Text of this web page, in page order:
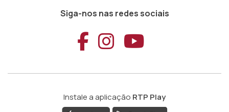
Siga-nos nas redes sociais
Aceder ao
Aceder ao
Aceder
Instale a aplicação RTP Play